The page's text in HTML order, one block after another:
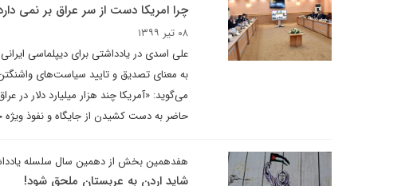
چرا امریکا دست از سر عراق بر نمی
۰۸ تیر ۱۳۹۹
به معنای تصدیق و تایید سیاست‌های
می‌گوید: «آمریکا چند هزار میلیارد دلار
حاضر به دست کشیدن از جایگاه و نفوذ ویژه
هفدهمین بخش از دهمین سال سلسله
شاید اردن به عربستان ملحق شود!